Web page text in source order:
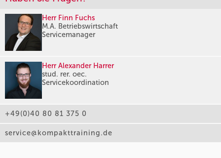
Herr Finn Fuchs
M.A. Betriebswirtschaft
Servicemanager
Herr Alexander Harrer
stud. rer. oec.
Servicekoordination
+49(0)40 80 81 375 0
service@kompakttraining.de